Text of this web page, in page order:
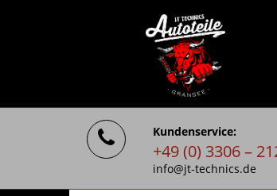
Kundenservice:
+49 (0) 3306 –
info@jt-technics.de